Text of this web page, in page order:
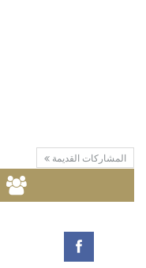
المشاركات القديمة